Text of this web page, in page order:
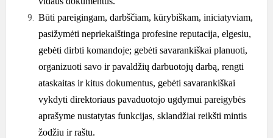
Būti pareigingam, darbščiam, kūrybiškam, iniciatyviam,
pasižymėti nepriekaištinga profesine reputacija, elgesiu,
gebėti dirbti komandoje; gebėti savarankiškai planuoti,
organizuoti savo ir pavaldžių darbuotojų darbą, rengti
ataskaitas ir kitus dokumentus, gebėti savarankiškai
vykdyti direktoriaus pavaduotojo ugdymui pareigybės
aprašyme nustatytas funkcijas, sklandžiai reikšti mintis
žodžiu ir raštu.